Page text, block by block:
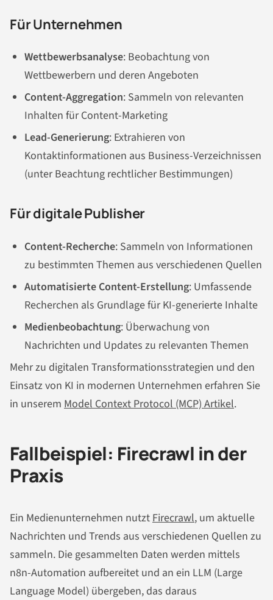
Für Unternehmen
Wettbewerbsanalyse: Beobachtung von
Wettbewerbern und deren Angeboten
Content-Aggregation: Sammeln von relevanten
Inhalten für Content-Marketing
Lead-Generierung: Extrahieren von
Kontaktinformationen aus Business-Verzeichnissen
(unter Beachtung rechtlicher Bestimmungen)
Für digitale Publisher
Content-Recherche: Sammeln von Informationen
zu bestimmten Themen aus verschiedenen Quellen
Automatisierte Content-Erstellung: Umfassende
Recherchen als Grundlage für KI-generierte Inhalte
Medienbeobachtung: Überwachung von
Nachrichten und Updates zu relevanten Themen
Mehr zu digitalen Transformationsstrategien und den
Einsatz von KI in modernen Unternehmen erfahren Sie
in unserem Model Context Protocol (MCP) Artikel.
Fallbeispiel: Firecrawl in der
Praxis
Ein Medienunternehmen nutztFirecrawl, um aktuelle
Nachrichten und Trends aus verschiedenen Quellen zu
sammeln. Die gesammelten Daten werden mittels
n8n-Automation aufbereitet und an ein LLM (Large
Language Model) übergeben, das daraus